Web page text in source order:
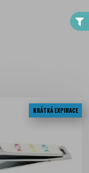
KRÁTKÁ EXPIRACE